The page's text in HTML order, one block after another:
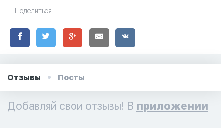
Поделиться:
Отзывы Посты
Добавляй свои отзывы! В приложении